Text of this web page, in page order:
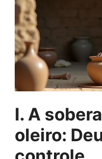
I. A
oleiro: